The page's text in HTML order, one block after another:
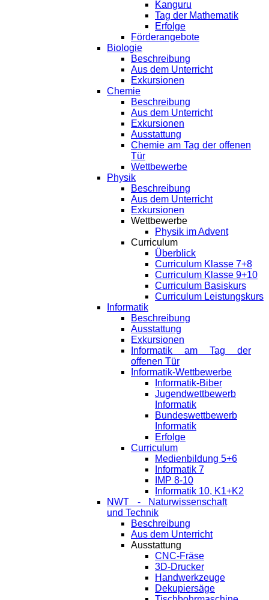
Kanguru
Tag der Mathematik
Erfolge
Förderangebote
Biologie
Beschreibung
Aus dem Unterricht
Exkursionen
Chemie
Beschreibung
Aus dem Unterricht
Exkursionen
Ausstattung
Chemie am Tag der offenen
Tür
Wettbewerbe
Physik
Beschreibung
Aus dem Unterricht
Exkursionen
Wettbewerbe
Physik im Advent
Curriculum
Überblick
Curriculum Klasse 7+8
Curriculum Klasse 9+10
Curriculum Basiskurs
Curriculum Leistungskurs
Informatik
Beschreibung
Ausstattung
Exkursionen
Informatik am Tag der
offenen Tür
Informatik-Wettbewerbe
Informatik-Biber
Jugendwettbewerb
Informatik
Bundeswettbewerb
Informatik
Erfolge
Curriculum
Medienbildung 5+6
Informatik 7
IMP 8-10
Informatik 10, K1+K2
NWT - Naturwissenschaft
und Technik
Beschreibung
Aus dem Unterricht
Ausstattung
CNC-Fräse
3D-Drucker
Handwerkzeuge
Dekupiersäge